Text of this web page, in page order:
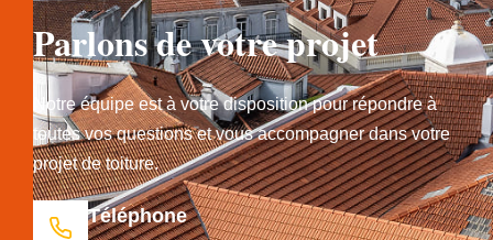
Parlons de votre projet
Notre équipe est à votre disposition pour répondre à
toutes vos questions et vous accompagner dans votre
projet de toiture.
Téléphone